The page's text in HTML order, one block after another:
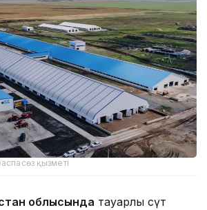
қызметі
облысында тауарлы сүт